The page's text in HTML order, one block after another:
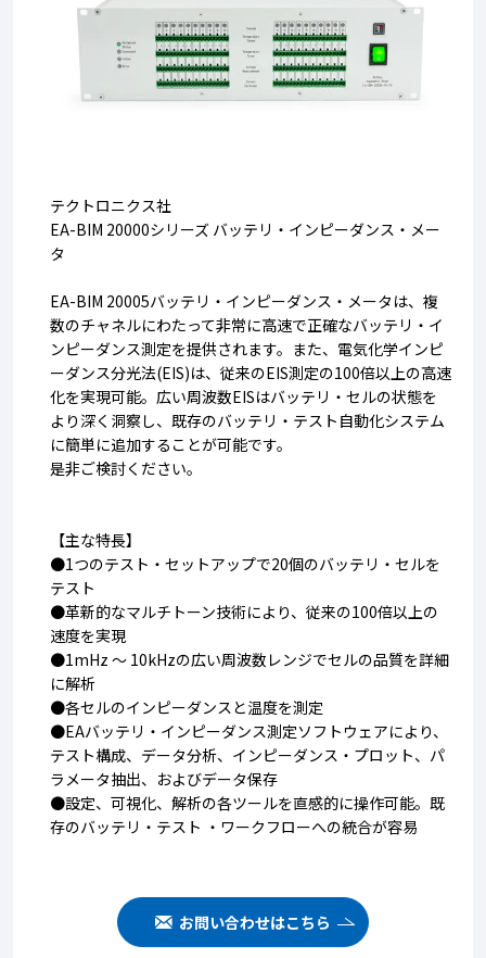
テクトロニクス社
EA-BIM 20000シリーズ バッテリ・インピーダンス・メー
タ
EA-BIM 20005バッテリ・インピーダンス・メータは、複
数のチャネルにわたって非常に高速で正確なバッテリ・イ
ンピーダンス測定を提供されます。また、電気化学インピ
ーダンス分光法(EIS)は、従来のEIS測定の100倍以上の高速
化を実現可能。広い周波数EISはバッテリ・セルの状態を
より深く洞察し、既存のバッテリ・テスト自動化システム
に簡単に追加することが可能です。
是非ご検討ください。
【主な特長】
●1つのテスト・セットアップで20個のバッテリ・セルを
テスト
●革新的なマルチトーン技術により、従来の100倍以上の
速度を実現
●1mHz ～ 10kHzの広い周波数レンジでセルの品質を詳細
に解析
●各セルのインピーダンスと温度を測定
●EAバッテリ・インピーダンス測定ソフトウェアにより、
テスト構成、データ分析、インピーダンス・プロット、パ
ラメータ抽出、およびデータ保存
●設定、可視化、解析の各ツールを直感的に操作可能。既
存のバッテリ・テスト ・ワークフローへの統合が容易
お問い合わせはこちら